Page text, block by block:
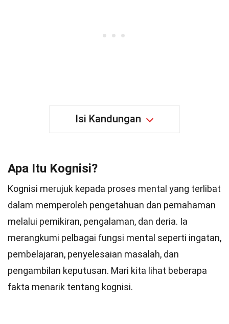
Isi Kandungan
Apa Itu Kognisi?
Kognisi merujuk kepada proses mental yang terlibat
dalam memperoleh pengetahuan dan pemahaman
melalui pemikiran, pengalaman, dan deria. Ia
merangkumi pelbagai fungsi mental seperti ingatan,
pembelajaran, penyelesaian masalah, dan
pengambilan keputusan. Mari kita lihat beberapa
fakta menarik tentang kognisi.